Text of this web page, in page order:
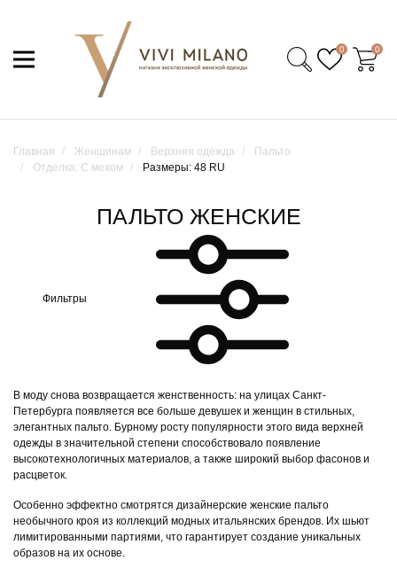
0 0
Главная Женщинам Верхняя одежда
Пальто
Отделка: С мехом
Размеры: 48 RU
ПАЛЬТО ЖЕНСКИЕ
Фильтры
В моду снова возвращается женственность: на улицах Санкт-
Петербурга появляется все больше девушек и женщин в стильных,
элегантных пальто. Бурному росту популярности этого вида верхней
одежды в значительной степени способствовало появление
высокотехнологичных материалов, а также широкий выбор фасонов и
расцветок.
Особенно эффектно смотрятся дизайнерские женские пальто
необычного кроя из коллекций модных итальянских брендов. Их шьют
лимитированными партиями, что гарантирует создание уникальных
образов на их основе.